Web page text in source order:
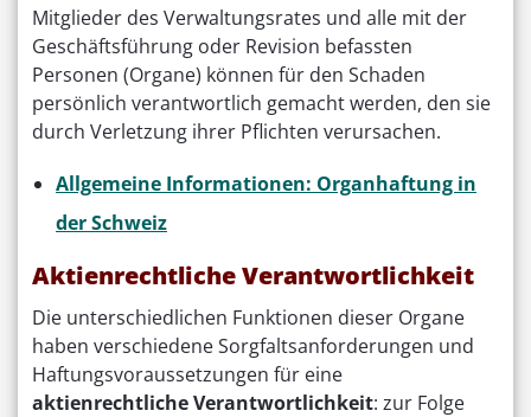
Mitglieder des Verwaltungsrates und alle mit der
Geschäftsführung oder Revision befassten
Personen (Organe) können für den Schaden
persönlich verantwortlich gemacht werden, den sie
durch Verletzung ihrer Pflichten verursachen.
Allgemeine Informationen: Organhaftung in
der Schweiz
Aktienrechtliche Verantwortlichkeit
Die unterschiedlichen Funktionen dieser Organe
haben verschiedene Sorgfaltsanforderungen und
Haftungsvoraussetzungen für eine
aktienrechtliche Verantwortlichkeit: zur Folge